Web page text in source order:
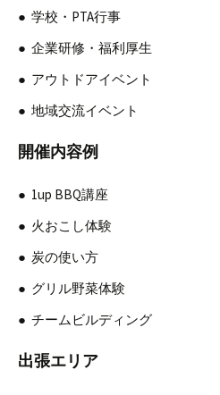
学校・PTA行事
企業研修・福利厚生
アウトドアイベント
地域交流イベント
開催内容例
1up BBQ講座
火おこし体験
炭の使い方
グリル野菜体験
チームビルディング
出張エリア